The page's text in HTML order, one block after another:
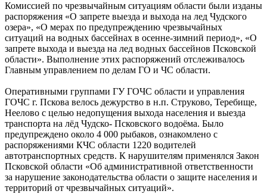
Комиссией по чрезвычайным ситуациям области были изданы
распоряжения «О запрете выезда и выхода на лед Чудского
озера», «О мерах по предупреждению чрезвычайных
ситуаций на водных бассейнах в осенне-зимний период», «О
запрете выхода и выезда на лед водных бассейнов Псковской
области». Выполнение этих распоряжений отслеживалось
Главным управлением по делам ГО и ЧС области.
Оперативными группами ГУ ГОЧС области и управления
ГОЧС г. Пскова велось дежурство в н.п. Струково, Теребище,
Неелово с целью недопущения выхода населения и выезда
транспорта на лёд Чудско- Псковского водоёма. Было
предупреждено около 4 000 рыбаков, ознакомлено с
распоряжениями КЧС области 1220 водителей
автотранспортных средств. К нарушителям применялся Закон
Псковской области «Об административной ответственности
за нарушение законодательства области о защите населения и
территорий от чрезвычайных ситуаций».